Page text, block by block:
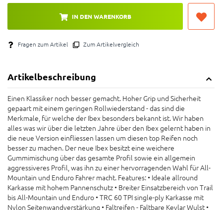
IN DEN WARENKORB
Fragen zum Artikel Zum Artikelvergleich
Artikelbeschreibung
Einen Klassiker noch besser gemacht. Hoher Grip und Sicherheit
gepaart mit einem geringen Rollwiederstand - das sind die
Merkmale, für welche der Ibex besonders bekannt ist. Wir haben
alles was wir über die letzten Jahre über den Ibex gelernt haben in
die neue Version einfliessen lassen um diesen top Reifen noch
besser zu machen. Der neue Ibex besitzt eine weichere
Gummimischung über das gesamte Profil sowie ein allgemein
aggressiveres Profil, was ihn zu einer hervorragenden Wahl für All-
Mountain und Enduro Fahrer macht. Features: • Ideale allround
Karkasse mit hohem Pannenschutz • Breiter Einsatzbereich von Trail
bis All-Mountain und Enduro • TRC 60 TPI single-ply Karkasse mit
Nylon Seitenwandverstärkung • Faltreifen - Faltbare Kevlar Wulst •